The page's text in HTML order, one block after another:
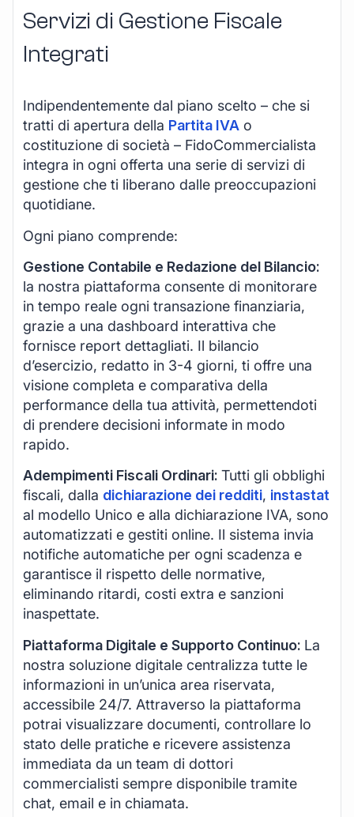
Servizi di Gestione Fiscale
Integrati
Indipendentemente dal piano scelto – che si
tratti di apertura della Partita IVA o
costituzione di società – FidoCommercialista
integra in ogni offerta una serie di servizi di
gestione che ti liberano dalle preoccupazioni
quotidiane.
Ogni piano comprende:
Gestione Contabile e Redazione del Bilancio:
la nostra piattaforma consente di monitorare
in tempo reale ogni transazione finanziaria,
grazie a una dashboard interattiva che
fornisce report dettagliati. Il bilancio
d’esercizio, redatto in 3-4 giorni, ti offre una
visione completa e comparativa della
performance della tua attività, permettendoti
di prendere decisioni informate in modo
rapido.
Adempimenti Fiscali Ordinari: Tutti gli obblighi
fiscali, dalla dichiarazione dei redditi, instastat
al modello Unico e alla dichiarazione IVA, sono
automatizzati e gestiti online. Il sistema invia
notifiche automatiche per ogni scadenza e
garantisce il rispetto delle normative,
eliminando ritardi, costi extra e sanzioni
inaspettate.
Piattaforma Digitale e Supporto Continuo: La
nostra soluzione digitale centralizza tutte le
informazioni in un’unica area riservata,
accessibile 24/7. Attraverso la piattaforma
potrai visualizzare documenti, controllare lo
stato delle pratiche e ricevere assistenza
immediata da un team di dottori
commercialisti sempre disponibile tramite
chat, email e in chiamata.